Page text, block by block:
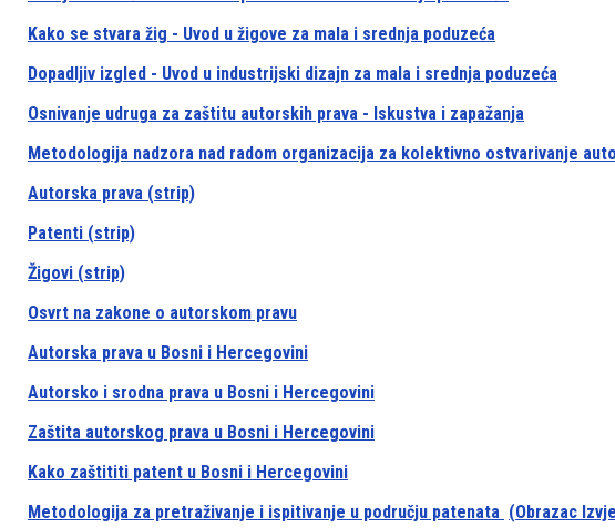
Kako se stvara žig - Uvod u žigove za mala i srednja poduzeća
Dopadljiv izgled - Uvod u industrijski dizajn za mala i srednja poduzeća
Osnivanje udruga za zaštitu autorskih prava - Iskustva i zapažanja
Metodologija nadzora nad radom organizacija za kolektivno ostvarivanje
Autorska prava (strip)
Patenti (strip)
Žigovi (strip)
Osvrt na zakone o autorskom pravu
Autorska prava u Bosni i Hercegovini
Autorsko i srodna prava u Bosni i Hercegovini
Zaštita autorskog prava u Bosni i Hercegovini
Kako zaštititi patent u Bosni i Hercegovini
Metodologija za pretraživanje i ispitivanje u području patenata (Obrazac